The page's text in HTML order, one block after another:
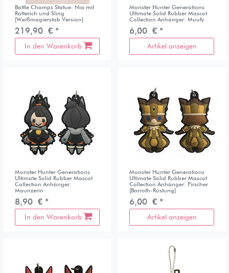
Battle Champs Statue: Nia mit
Ratterich und Sling
[Weißmagierstab Version]
219,90 € *
In den Warenkorb
Monster Hunter Generations
Ultimate Solid Rubber Mascot
Collection Anhänger: Muufy
6,00 € *
Artikel anzeigen
Monster Hunter Generations
Ultimate Solid Rubber Mascot
Collection Anhänger:
Maunzerin
8,90 € *
In den Warenkorb
Monster Hunter Generations
Ultimate Solid Rubber Mascot
Collection Anhänger: Pirscher
[Barroth-Rüstung]
6,00 € *
Artikel anzeigen